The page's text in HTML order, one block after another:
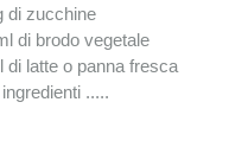
di zucchine
di brodo vegetale
di latte o panna fresca
.....